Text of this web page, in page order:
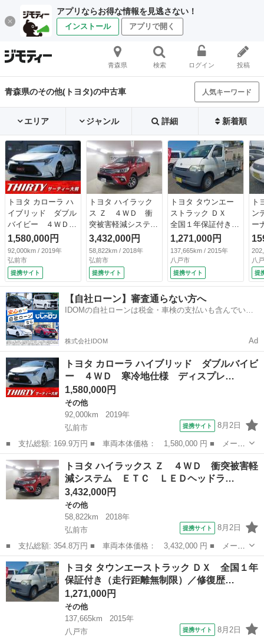
アプリならお得な情報を見逃さない！
インストール アプリで開く
青森県 検索 ログイン 投稿
青森県のその他(トヨタ)の中古車 人気キーワード
エリア ジャンル 詳細 新着順
トヨタ カローラ ハ
イブリッド ダブル
バイビー ４ＷＤ
寒冷地仕様 ディス
プレイオーディオ
バックカメラ シー
トヒーター ドラレ
コ レーダークルー
ズ ＥＴＣ リアス
ポイラ オートハイ
ビーム レザーシー
ト 純正１７ＡＷ
ＬＥＤヘッドライ
ト 前フォグ （車
検整備付）
1,580,000円
92,000km / 2019年
弘前市
提携サイト
トヨタ ハイラック
ス Ｚ ４ＷＤ 衝
突被害軽減システ
ム ＥＴＣ ＬＥＤ
ヘッドランプ アル
ミホイール キーレ
ス ＡＢＳ エアバ
ッグ オートクルー
ズコントロール
（車検整備付）
3,432,000円
58,822km / 2018年
弘前市
提携サイト
トヨタ タウンエー
ストラック ＤＸ
全国１年保証付き
（走行距離無制限）
／修復歴無し／４Ｗ
Ｄ／オートマ／セン
ターデフロック／７
５０ｋｇ／エアコン
／パワステ／寒冷地
仕様／リヤフォグラ
ンプ／ （検9.7）
1,271,000円
137,665km / 2015年
八戸市
提携サイト
ト
ン
ー
ワ
仕
ー
ト
モ
八
提
【自社ローン】審査通らない方へ
IDOMの自社ローンは税金・車検の支払いも含んでいる
株式会社IDOM Ad
トヨタ カローラ ハイブリッド ダブルバイビ
ー ４ＷＤ 寒冷地仕様 ディスプレ…
1,580,000円
その他
92,000km
2019年
弘前市
提携サイト 8月2日
■ 支払総額: 169.9万円 ■ 車両本体価格： 1,580,000 円 ■ メーカ
ー名： トヨタ ■ 車種名： カローラ ■ グレード名： ハイブリ
ッド ダブルバイビー ４ＷＤ 寒冷地仕様 ディスプレイオーディ
オ バッ...
青森 弘前市 その他
トヨタ ハイラックス Ｚ ４ＷＤ 衝突被害軽
減システム ＥＴＣ ＬＥＤヘッドラ…
3,432,000円
その他
58,822km
2018年
弘前市
提携サイト 8月2日
■ 支払総額: 354.8万円 ■ 車両本体価格： 3,432,000 円 ■ メーカ
ー名： トヨタ ■ 車種名： ハイラックス ■ グレード名： Ｚ
４ＷＤ 衝突被害軽減システム ＥＴＣ ＬＥＤヘッドランプ アル
ミホイー...
青森 弘前市 その他
トヨタ タウンエーストラック ＤＸ 全国１年
保証付き（走行距離無制限）／修復歴…
1,271,000円
その他
137,665km
2015年
八戸市
提携サイト 8月2日